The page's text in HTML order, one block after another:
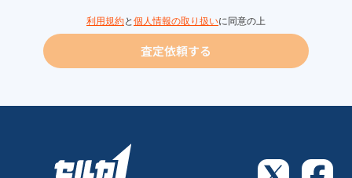
利用規約と 個人情報の取り扱いに同意の上
査定依頼する